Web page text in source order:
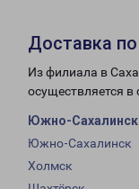
Доставка
Из филиала в
осуществляется
Южно-Сахалинск
Южно-Сахалинск
Холмск